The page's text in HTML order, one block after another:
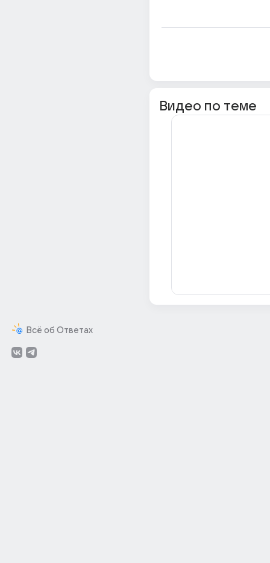
Всё об Ответах
Видео по теме